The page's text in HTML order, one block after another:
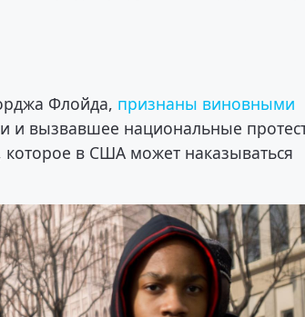
Флойда, признаны виновными
и вызвавшее национальные
в США может наказываться